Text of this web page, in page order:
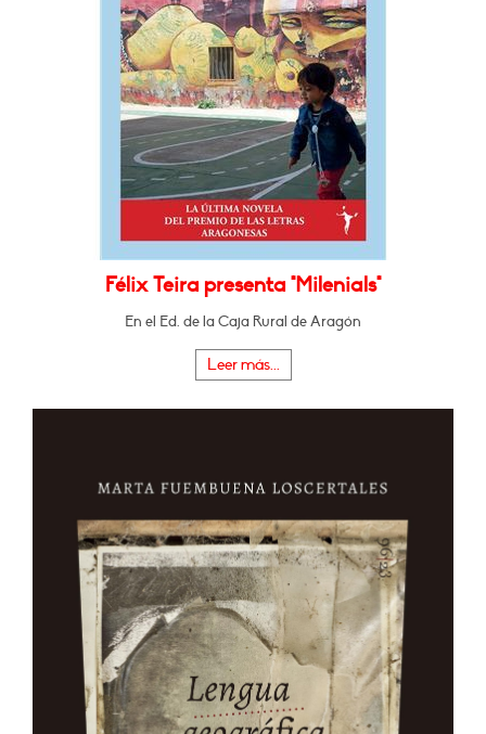
Félix Teira presenta "Milenials"
En el Ed. de la Caja Rural de Aragón
Leer más...